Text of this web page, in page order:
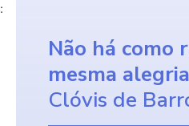
:
Não há como
mesma alegria
Clóvis de